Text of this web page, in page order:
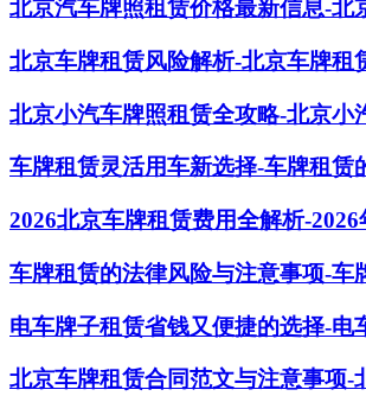
北京汽车牌照租赁价格最新信息-北
北京车牌租赁风险解析-北京车牌租
北京小汽车牌照租赁全攻略-北京小
车牌租赁灵活用车新选择-车牌租赁
2026北京车牌租赁费用全解析-
车牌租赁的法律风险与注意事项-
电车牌子租赁省钱又便捷的选择-
北京车牌租赁合同范文与注意事项